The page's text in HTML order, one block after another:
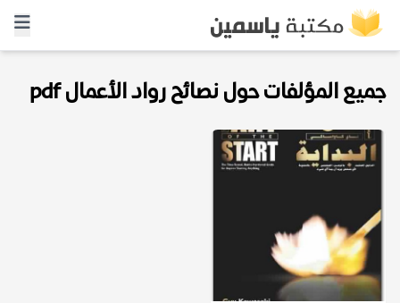
جميع المؤلفات حول نصائح رواد الأعمال pdf